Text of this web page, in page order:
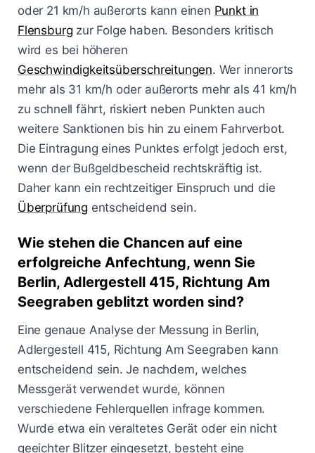
oder 21 km/h außerorts kann einen Punkt in
Flensburg zur Folge haben. Besonders kritisch
wird es bei höheren
Geschwindigkeitsüberschreitungen. Wer innerorts
mehr als 31 km/h oder außerorts mehr als 41 km/h
zu schnell fährt, riskiert neben Punkten auch
weitere Sanktionen bis hin zu einem Fahrverbot.
Die Eintragung eines Punktes erfolgt jedoch erst,
wenn der Bußgeldbescheid rechtskräftig ist.
Daher kann ein rechtzeitiger Einspruch und die
Überprüfung entscheidend sein.
Wie stehen die Chancen auf eine
erfolgreiche Anfechtung, wenn Sie
Berlin, Adlergestell 415, Richtung Am
Seegraben geblitzt worden sind?
Eine genaue Analyse der Messung in Berlin,
Adlergestell 415, Richtung Am Seegraben kann
entscheidend sein. Je nachdem, welches
Messgerät verwendet wurde, können
verschiedene Fehlerquellen infrage kommen.
Wurde etwa ein veraltetes Gerät oder ein nicht
geeichter Blitzer eingesetzt, besteht eine